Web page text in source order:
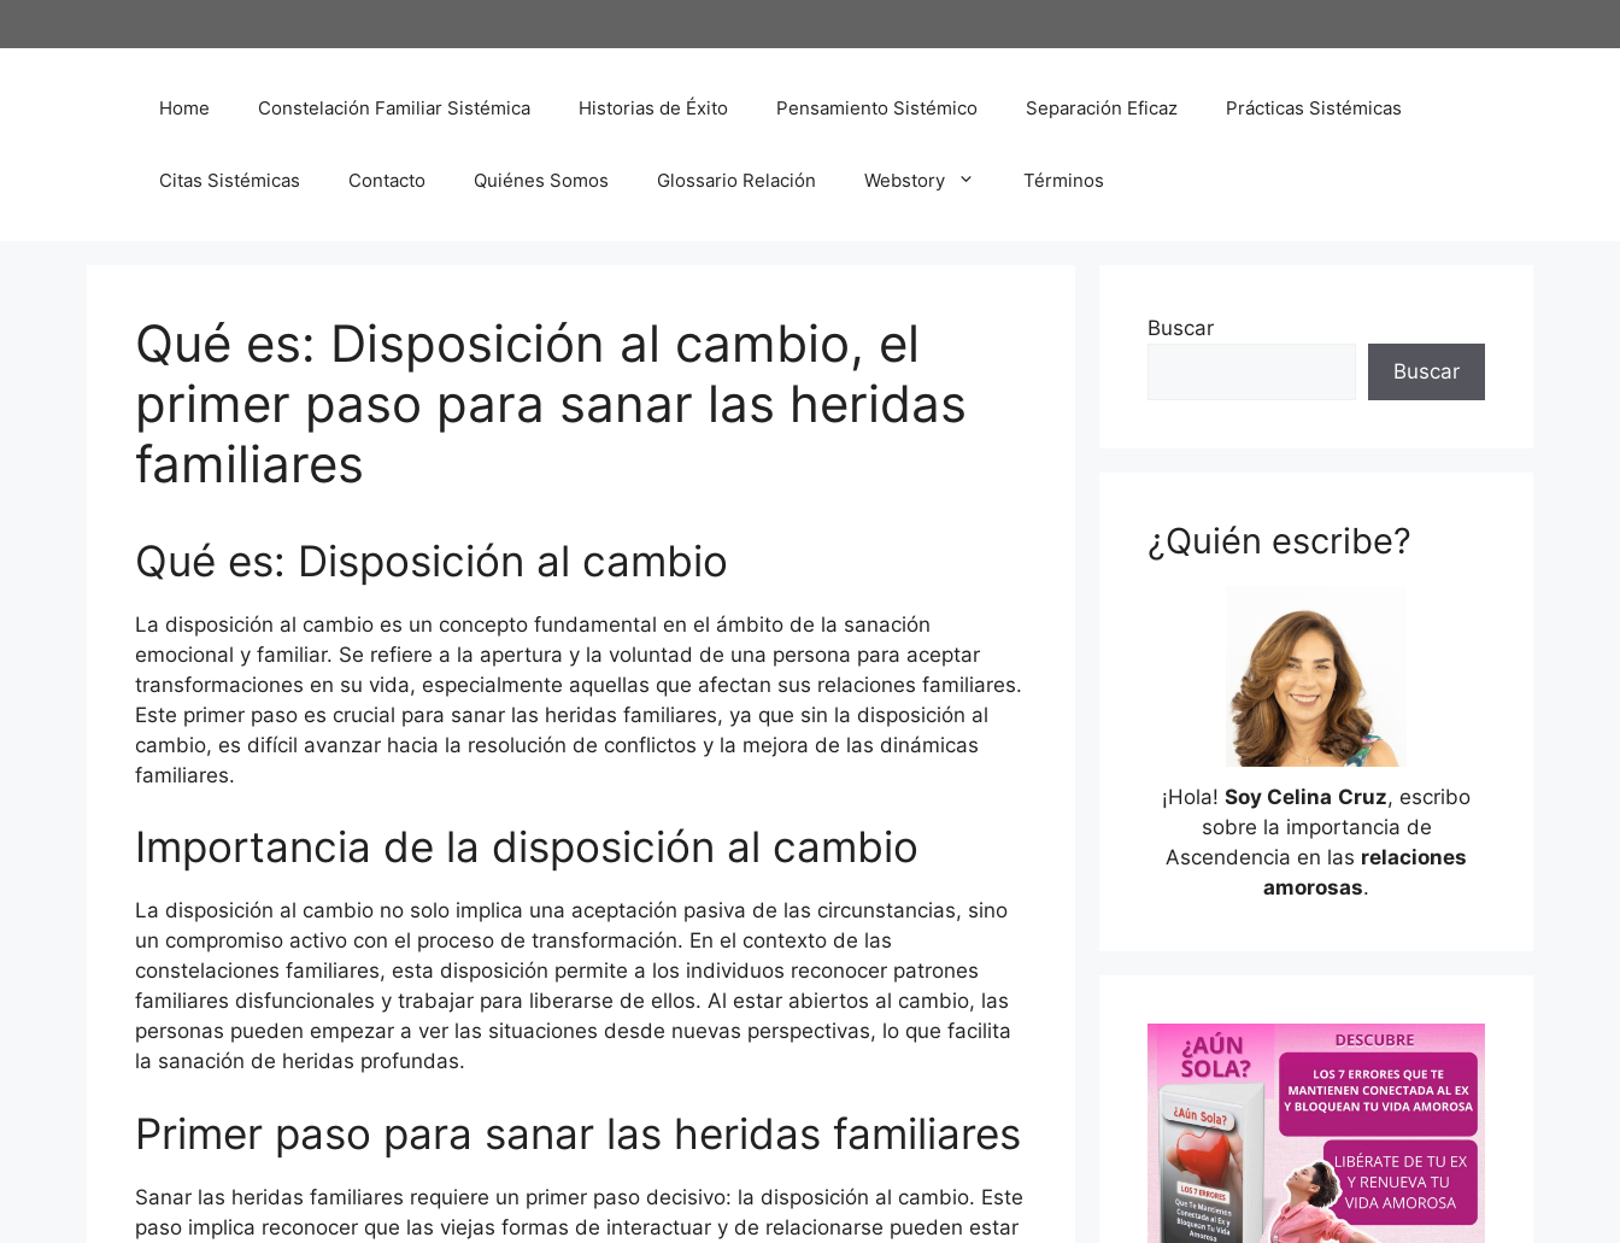
al
Home Constelación Familiar Sistémica Historias de Éxito Pensamiento Sistémico Separación Eficaz Prácticas Sistémicas
Citas Sistémicas Contacto Quiénes Somos Glossario Relación Webstory Términos
Qué es: Disposición al cambio, el
primer paso para sanar las heridas
familiares
Qué es: Disposición al cambio
La disposición al cambio es un concepto fundamental en el ámbito de la sanación
emocional y familiar. Se refiere a la apertura y la voluntad de una persona para aceptar
transformaciones en su vida, especialmente aquellas que afectan sus relaciones familiares.
Este primer paso es crucial para sanar las heridas familiares, ya que sin la disposición al
cambio, es difícil avanzar hacia la resolución de conflictos y la mejora de las dinámicas
familiares.
Importancia de la disposición al cambio
La disposición al cambio no solo implica una aceptación pasiva de las circunstancias, sino
un compromiso activo con el proceso de transformación. En el contexto de las
constelaciones familiares, esta disposición permite a los individuos reconocer patrones
familiares disfuncionales y trabajar para liberarse de ellos. Al estar abiertos al cambio, las
personas pueden empezar a ver las situaciones desde nuevas perspectivas, lo que facilita
la sanación de heridas profundas.
Primer paso para sanar las heridas familiares
Sanar las heridas familiares requiere un primer paso decisivo: la disposición al cambio. Este
paso implica reconocer que las viejas formas de interactuar y de relacionarse pueden estar
Buscar
Buscar
¿Quién escribe?
¡Hola! Soy Celina Cruz, escribo
sobre la importancia de
Ascendencia en las relaciones
amorosas.